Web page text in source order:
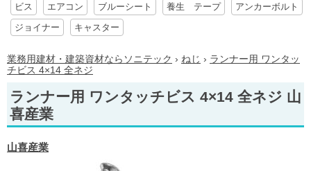
ビス
エアコン ブルーシート 養生 テープ
アンカーボルト
ジョイナー
キャスター
業務用建材・建築資材ならソニテック › ねじ › ランナー用 ワンタッ
チビス 4×14 全ネジ
ランナー用 ワンタッチビス 4×14 全ネジ 山
喜産業
山喜産業